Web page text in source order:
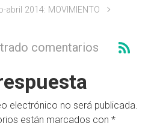
abril 2014: MOVIMIENTO
comentarios
electrónico no será publicada.
están marcados con *